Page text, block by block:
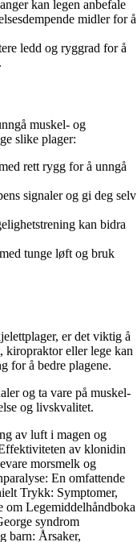
kan legen anbefale
midler for å
ledd og ryggrad for å
muskel- og
slike plager:
rett rygg for å unngå
signaler og gi deg selv
kan bidra
tunge løft og bruk
er det viktig å
kiropraktor eller lege kan
for å bedre plagene.
og ta vare på muskel-
og livskvalitet.
av luft i magen og
av klonidin
morsmelk og
En omfattende
Trykk: Symptomer,
om Legemiddelhåndboka
syndrom
barn: Årsaker,